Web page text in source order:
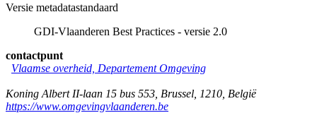
Versie metadatastandaard
GDI-Vlaanderen Best Practices - versie 2.0
contactpunt
Vlaamse overheid, Departement Omgeving
Koning Albert II-laan 15 bus 553 Brussel 1210 België
https://www.omgevingvlaanderen.be